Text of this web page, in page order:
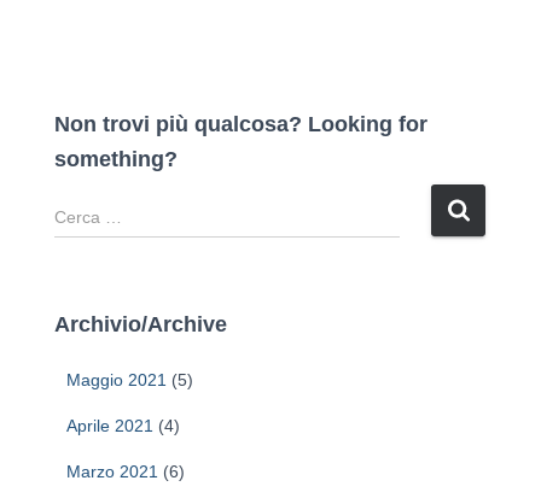
Non trovi più qualcosa? Looking for
something?
R
i
Archivio/Archive
Maggio 2021 (5)
Aprile 2021 (4)
Marzo 2021 (6)